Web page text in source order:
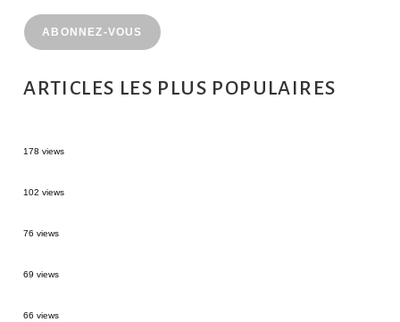
ABONNEZ-VOUS
ARTICLES LES PLUS POPULAIRES
178 views
102 views
76 views
69 views
66 views